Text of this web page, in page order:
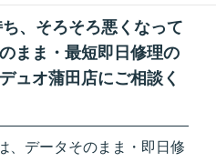
、そろそろ悪くなって
まま・最短即日修理の
ュオ蒲田店にご相談く
、データそのまま・即日修